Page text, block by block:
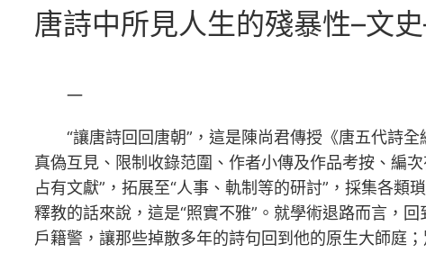
唐詩中所見人生的殘暴性–文
一
“讓唐詩回回唐朝”，這是陳尚君傳授《唐五代詩
真偽互見、限制收錄范圍、作者小傳及作品考按、編
占有文獻”，拓展至“人事、軌制等的研討”，採集各
釋教的話來說，這是“照實不雅”。就學術退路而言，
戶籍警，讓那些掉散多年的詩句回到他的原生大師庭